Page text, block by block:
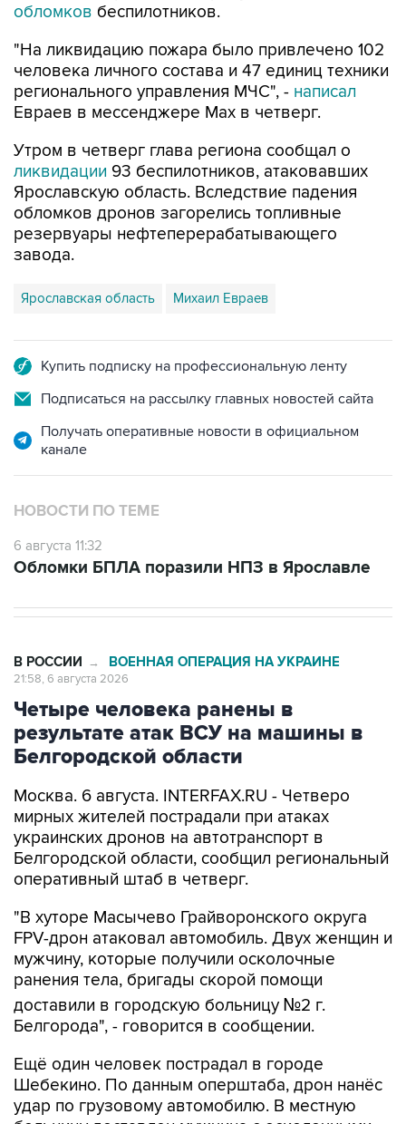
"На ликвидацию пожара было привлечено 102
регионального управления МЧС", -написал
Евраев в мессенджере Мах в четверг.
Утром в четверг глава региона сообщал о
Ярославскую область. Вследствие падения
обломков дронов загорелись топливные
резервуары нефтеперерабатывающего
завода.
Ярославская область
Подписаться на рассылку главных новостей сайта
Получать оперативные новости в официальном
канале
НОВОСТИ ПО ТЕМЕ
6 августа 11:32
Четыре человека ранены в
результате атак ВСУ на машины в
Белгородской области
Москва. 6 августа. INTERFAX.RU - Четверо
украинских дронов на автотранспорт в
Белгородской области, сообщил региональный
оперативный штаб в четверг.
"В хуторе Масычево Грайворонского округа
мужчину, которые получили осколочные
ранения тела, бригады скорой помощи
доставили в городскую больницу №2 г.
Белгорода", - говорится в сообщении.
Ещё один человек пострадал в городе
удар по грузовому автомобилю. В местную
больницу доставлен мужчина с осколочными
ранениями грудной клетки и плеча. Техника